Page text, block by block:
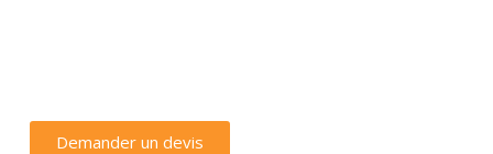
Demander un devis